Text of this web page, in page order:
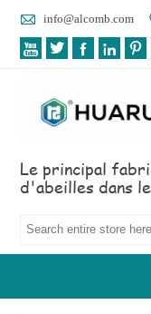
 info@alcomb.com
    
Le principal
d'abeilles dans